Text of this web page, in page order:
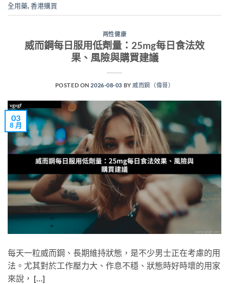
全用藥,香港購買
两性健康
威而鋼每日服用低劑量：25mg每日食法效
果、風險與購買建議
POSTED ON2026-08-03 BY 威而鋼（偉哥）
03
8 月
每天一粒威而鋼、長期維持狀態，是不少男士正在考慮的用
法。尤其對於工作壓力大、作息不穩、狀態時好時壞的用家
來說， […]